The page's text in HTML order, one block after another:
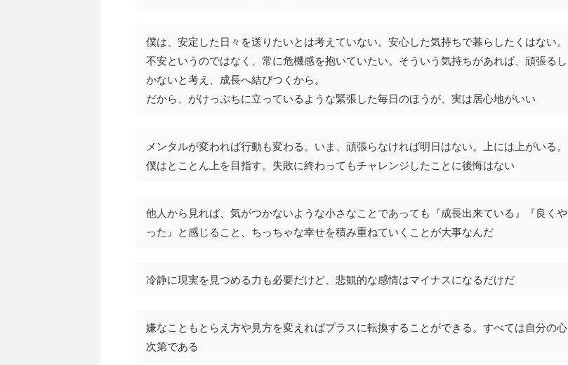
僕は、安定した日々を送りたいとは考えていない。安心した気持ちで暮らしたくはない。
不安というのではなく、常に危機感を抱いていたい。そういう気持ちがあれば、頑張るし
かないと考え、成長へ結びつくから。
だから、がけっぷちに立っているような緊張した毎日のほうが、実は居心地がいい
メンタルが変われば行動も変わる。いま、頑張らなければ明日はない。上には上がいる。
僕はとことん上を目指す。失敗に終わってもチャレンジしたことに後悔はない
他人から見れば、気がつかないような小さなことであっても『成長出来ている』『良くや
った』と感じること、ちっちゃな幸せを積み重ねていくことが大事なんだ
冷静に現実を見つめる力も必要だけど、悲観的な感情はマイナスになるだけだ
嫌なこともとらえ方や見方を変えればプラスに転換することができる。すべては自分の心
次第である